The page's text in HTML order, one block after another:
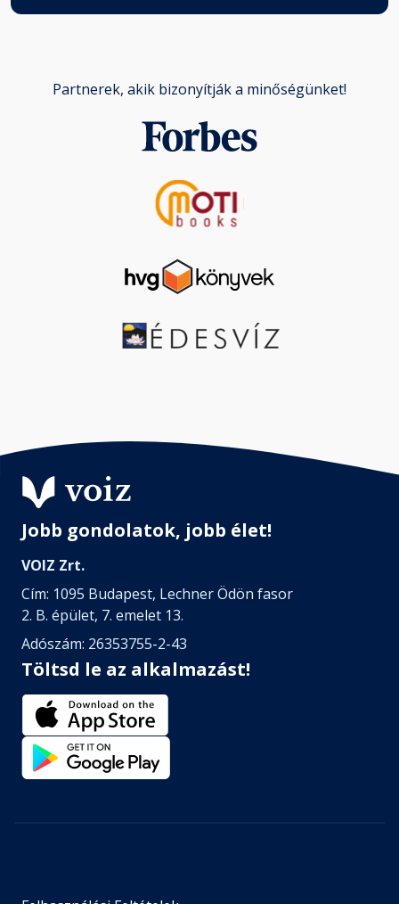
Partnerek, akik bizonyítják a minőségünket!
Jobb gondolatok, jobb élet!
VOIZ Zrt.
Cím: 1095 Budapest, Lechner Ödön fasor
2. B. épület, 7. emelet 13.
Adószám: 26353755-2-43
Töltsd le az alkalmazást!